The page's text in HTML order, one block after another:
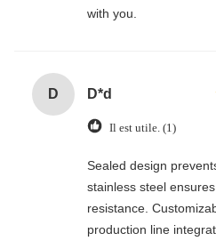
with you.
D D*d
Il est utile. (1)
Sealed design
stainless steel
resistance.
production line